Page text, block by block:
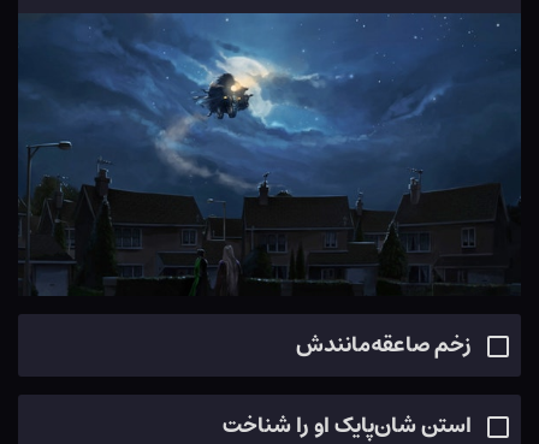
زخم صاعقه‌مانندش
استن شان‌پایک او را شناخت